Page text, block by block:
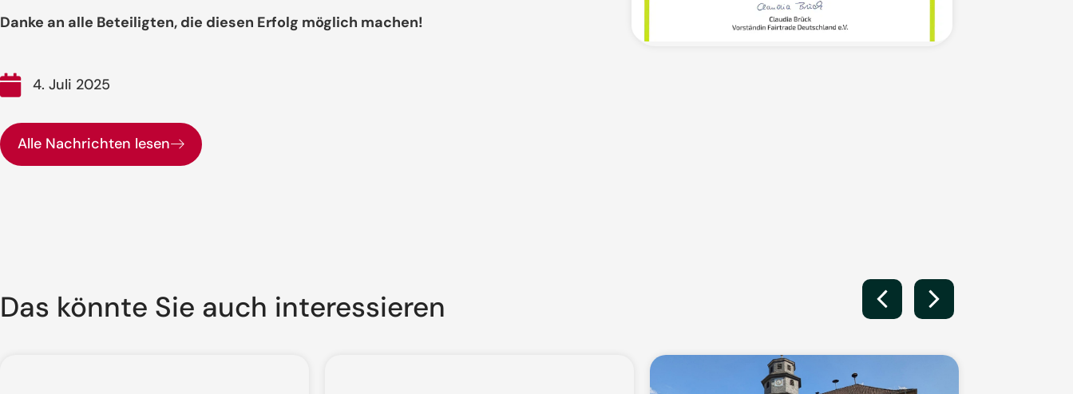
Danke an alle Beteiligten, die diesen Erfolg möglich machen!
4. Juli 2025
Alle Nachrichten lesen
Das könnte Sie auch interessieren